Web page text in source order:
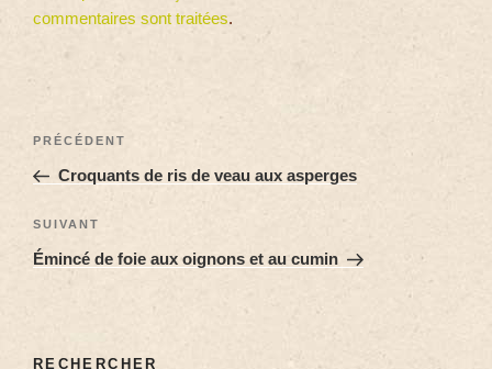
commentaires sont traitées.
PRÉCÉDENT
Croquants de ris de veau aux asperges
SUIVANT
Émincé de foie aux oignons et au cumin
RECHERCHER